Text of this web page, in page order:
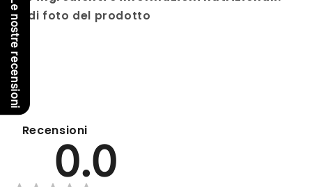
vedi foto del prodotto
Recensioni
0.0
Le nostre recensioni